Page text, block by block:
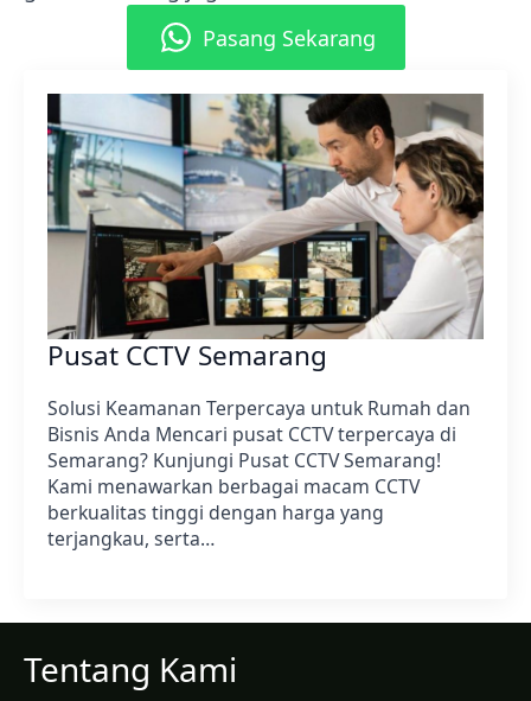
Pasang Sekarang
Pusat CCTV Semarang
Solusi Keamanan Terpercaya untuk Rumah dan
Bisnis Anda Mencari pusat CCTV terpercaya di
Semarang? Kunjungi Pusat CCTV Semarang!
Kami menawarkan berbagai macam CCTV
berkualitas tinggi dengan harga yang
terjangkau, serta…
Tentang Kami